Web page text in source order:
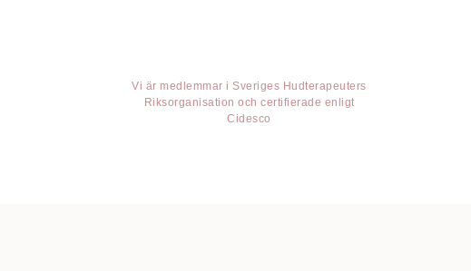
Vi är medlemmar i Sveriges Hudterapeuters
Riksorganisation och certifierade enligt
Cidesco